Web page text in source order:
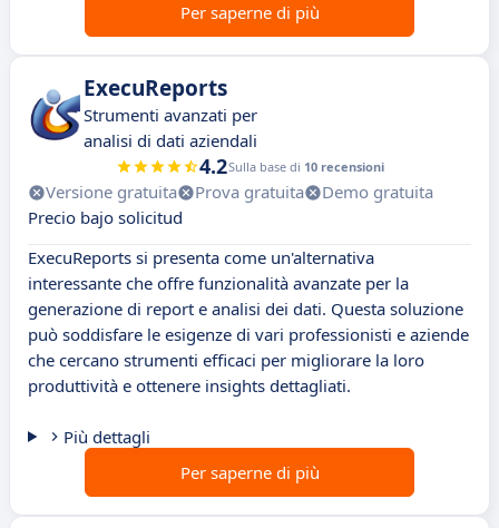
Per saperne di più
ExecuReports
Strumenti avanzati per
analisi di dati aziendali
4.2Sulla base di 10 recensioni
Versione gratuita Prova gratuita
Demo gratuita
Precio bajo solicitud
ExecuReports si presenta come un'alternativa
interessante che offre funzionalità avanzate per la
generazione di report e analisi dei dati. Questa soluzione
può soddisfare le esigenze di vari professionisti e aziende
che cercano strumenti efficaci per migliorare la loro
produttività e ottenere insights dettagliati.
Più dettagli
Per saperne di più